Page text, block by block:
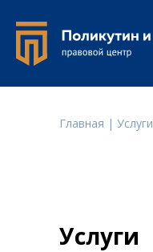
Главная | Услуги
Услуги